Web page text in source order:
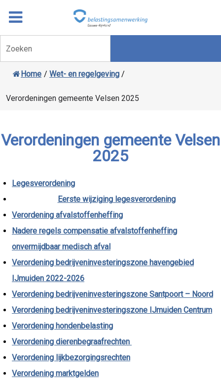
naar
inhoud
door
naar
navigatie
Zoeken
Home / Wet- en regelgeving /
Verordeningen gemeente Velsen 2025
Verordeningen gemeente Velsen
2025
Legesverordening
Eerste wijziging legesverordening
Verordening afvalstoffenheffing
Nadere regels compensatie afvalstoffenheffing
onvermijdbaar medisch afval
Verordening bedrijveninvesteringszone havengebied
IJmuiden 2022-2026
Verordening bedrijveninvesteringszone Santpoort – Noord
Verordening bedrijveninvesteringszone IJmuiden Centrum
Verordening hondenbelasting
Verordening dierenbegraafrechten
Verordening lijkbezorgingsrechten
Verordening marktgelden